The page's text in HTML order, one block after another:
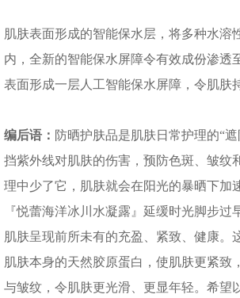
肌肤表面形成的智能保水层，将多种水溶
内，全新的智能保水屏障令有效成份渗透
表面形成一层人工智能保水屏障，令肌肤
编后语： 防晒护肤品是肌肤日常护理的“
挡紫外线对肌肤的伤害，预防色斑、皱纹
理中少了它，肌肤就会在阳光的暴晒下加
『悦蕾海洋冰川水凝露』延缓时光脚步过
肌肤呈现前所未有的充盈、紧致、健康。
肌肤本身的天然胶原蛋白，使肌肤更紧致
与皱纹，令肌肤更光滑、更显年轻。希望